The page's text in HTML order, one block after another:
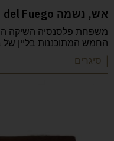
אש, נשמה Plasencia Alma del Fuego
משפחת פלסנסיה השיקה
החמש המתוכננות בלַיין של Alma, והסדרה הצטרפה
| סיגרים